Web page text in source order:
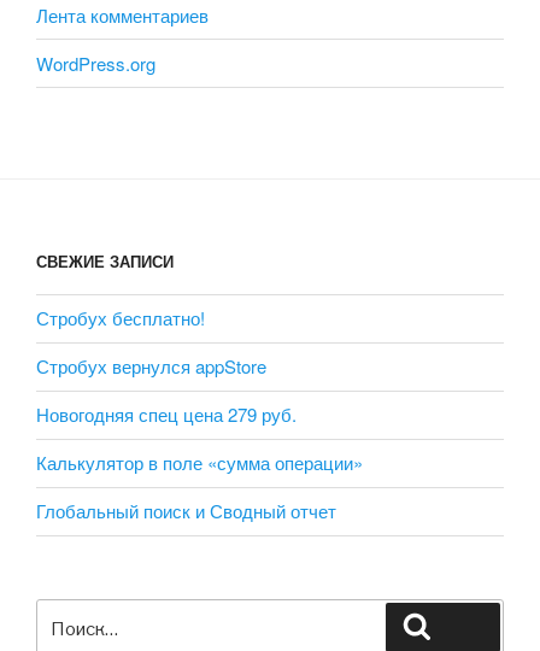
Лента комментариев
WordPress.org
СВЕЖИЕ ЗАПИСИ
Стробух бесплатно!
Стробух вернулся appStore
Новогодняя спец цена 279 руб.
Калькулятор в поле «сумма операции»
Глобальный поиск и Сводный отчет